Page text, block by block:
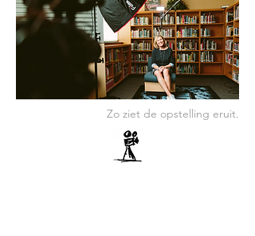
Zo ziet de opstelling eruit.